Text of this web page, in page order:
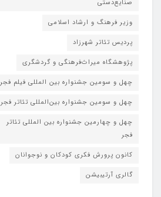
صنایع‌دستی
وزیر فرهنگ و ارشاد اسلامی
پردیس تئاتر شهرزاد
پژوهشگاه میراث‌فرهنگی و گردشگری
چهل و سومین جشنواره بین المللی فیلم فجر
چهل و سومین جشنواره بین‌المللی تئاتر فجر
چهل و چهارمین جشنواره بین المللی تئاتر
فجر
کانون پرورش فکری کودکان و نوجوانان
گالری آرتیبیشن